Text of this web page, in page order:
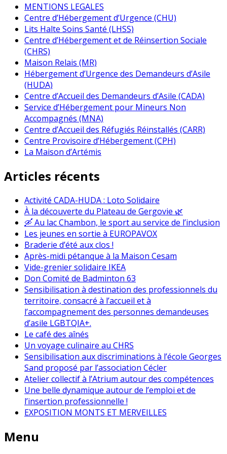
MENTIONS LEGALES
Centre d’Hébergement d’Urgence (CHU)
Lits Halte Soins Santé (LHSS)
Centre d’Hébergement et de Réinsertion Sociale
(CHRS)
Maison Relais (MR)
Hébergement d’Urgence des Demandeurs d’Asile
(HUDA)
Centre d’Accueil des Demandeurs d’Asile (CADA)
Service d’Hébergement pour Mineurs Non
Accompagnés (MNA)
Centre d’Accueil des Réfugiés Réinstallés (CARR)
Centre Provisoire d’Hébergement (CPH)
La Maison d’Artémis
Articles récents
Activité CADA-HUDA : Loto Solidaire
À la découverte du Plateau de Gergovie 🌿
🛶 Au lac Chambon, le sport au service de l’inclusion
Les jeunes en sortie à EUROPAVOX
Braderie d’été aux clos !
Après-midi pétanque à la Maison Cesam
Vide-grenier solidaire IKEA
Don Comité de Badminton 63
Sensibilisation à destination des professionnels du
territoire, consacré à l’accueil et à
l’accompagnement des personnes demandeuses
d’asile LGBTQIA+.
Le café des aînés
Un voyage culinaire au CHRS
Sensibilisation aux discriminations à l’école Georges
Sand proposé par l’association Cécler
Atelier collectif à l’Atrium autour des compétences
Une belle dynamique autour de l’emploi et de
l’insertion professionnelle !
EXPOSITION MONTS ET MERVEILLES
Menu